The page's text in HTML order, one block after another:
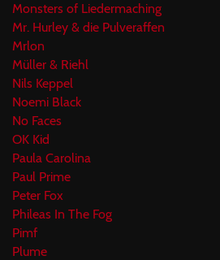
Monsters of Liedermaching
Mr. Hurley & die Pulveraffen
Mrlon
Müller & Riehl
Nils Keppel
Noemi Black
No Faces
OK Kid
Paula Carolina
Paul Prime
Peter Fox
Phileas In The Fog
Pimf
Plume